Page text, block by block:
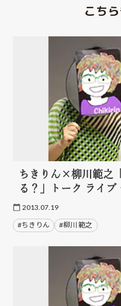
こち
ちきりん×柳川範之
る？」トーク ライブ
2013.07.19
#ちきりん #柳川 範之